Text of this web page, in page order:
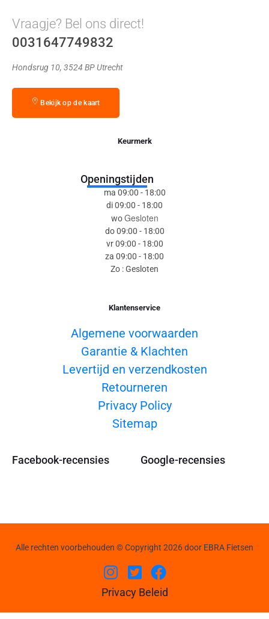
Vraagje? Bel ons direct!
0031647749832
Hondsrug 10, 3524 BP Utrecht
Bekijk op de kaart
Keurmerk
Openingstijden
ma 09:00 - 18:00
di 09:00 - 18:00
woGesloten
do 09:00 - 18:00
vr 09:00 - 18:00
za 09:00 - 18:00
Zo : Gesloten
Klantenservice
Algemene voorwaarden
Garantie & Klachten
Levertijd en verzendkosten
Retourneren
Privacy Policy
Sitemap
Facebook-recensies Google-recensies
Alle rechten voorbehouden © Copyright 2026 door EBRA Fietsen
Privacy Beleid